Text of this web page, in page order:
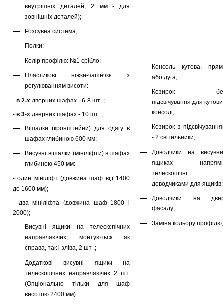
внутрішніх деталей, 2 мм - для
зовнішніх деталей);
Розсувна система;
Полки;
Колір профілю: №1 срібло;
Пластикові ніжки-чашечки з
регулюванням висоти:
- в 2-х дверних шафах - 6-8 шт .;
- в 3-х дверних шафах - 10 шт .;
Вішалки (кронштейни) для одягу в
шафах глибиною 600 мм;
Висувні вішалки (мініліфти) в шафах
глибиною 450 мм:
- один мініліфт (довжина шаф від 1400
до 1600 мм);
- два мініліфта (довжина шаф 1800 і
2000);
Висувні ящики на телескопічних
направляючих, монтуються як
справа, так і зліва, 2 шт .;
Додаткові висувні ящики на
телескопічних направляючих 2 шт.
(Опціонально тільки для шаф
висотою 2400 мм).
Консоль кутова,
або дуга;
Козирок
підсвічування для
консолі;
Козирок з
- 2 світильники;
Доводчики на
ящиках -
телескопічні
доводчиками для ящиків;
Доводчики на
фасаду;
Заміна кольору профілю;